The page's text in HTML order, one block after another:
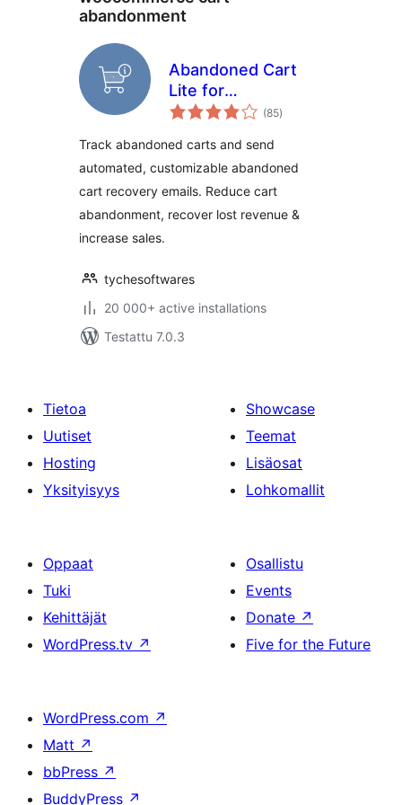
abandonment
Abandoned Cart
Lite for
WooCommerce
(85arvosanat
yhteensä
)
Track abandoned carts and send
automated, customizable abandoned
cart recovery emails. Reduce cart
abandonment, recover lost revenue &
increase sales.
tychesoftwares
20 000+ active installations
Testattu 7.0.3
Tietoa
Uutiset
Hosting
Yksityisyys
Showcase
Teemat
Lisäosat
Lohkomallit
Oppaat
Tuki
Kehittäjät
WordPress.tv ↗
Osallistu
Events
Donate ↗
Five for the Future
WordPress.com ↗
Matt ↗
bbPress ↗
BuddyPress ↗